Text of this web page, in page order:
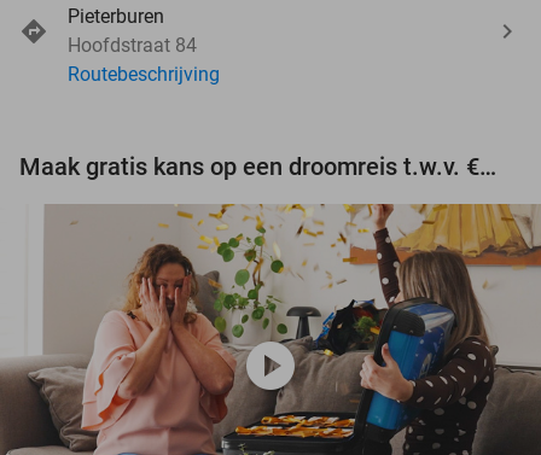
Pieterburen
Hoofdstraat 84
Routebeschrijving
Maak gratis kans op een droomreis t.w.v. €3.000!
play_circle